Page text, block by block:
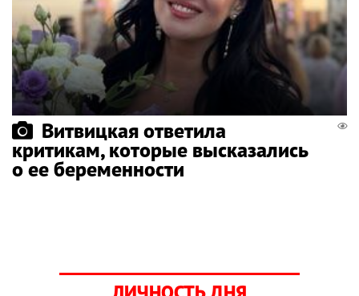
Витвицкая ответила
критикам, которые высказались
о ее беременности